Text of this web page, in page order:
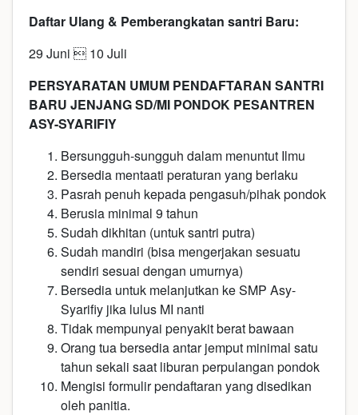
Daftar Ulang & Pemberangkatan santri Baru:
29 Juni  10 Juli
PERSYARATAN UMUM PENDAFTARAN SANTRI
BARU JENJANG SD/MI PONDOK PESANTREN
ASY-SYARIFIY
Bersungguh-sungguh dalam menuntut Ilmu
Bersedia mentaati peraturan yang berlaku
Pasrah penuh kepada pengasuh/pihak pondok
Berusia minimal 9 tahun
Sudah dikhitan (untuk santri putra)
Sudah mandiri (bisa mengerjakan sesuatu
sendiri sesuai dengan umurnya)
Bersedia untuk melanjutkan ke SMP Asy-
Syarifiy jika lulus MI nanti
Tidak mempunyai penyakit berat bawaan
Orang tua bersedia antar jemput minimal satu
tahun sekali saat liburan perpulangan pondok
Mengisi formulir pendaftaran yang disedikan
oleh panitia.